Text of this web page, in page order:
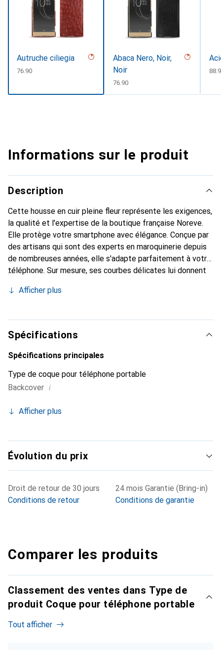
Autruche ciliegia
CHF
76.90
Abaca Nero, Noir,
Noir
CHF
76.90
CHF
Informations sur le produit
Description
Cette housse en cuir pleine fleur représente les exigences,
la qualité et l'expertise de la boutique française Noreve.
Elle protège votre smartphone avec élégance. Conçue par
des artisans qui sont des experts en maroquinerie depuis
de nombreuses années, elle s'adapte parfaitement à votre
téléphone. Sur mesure, ses courbes délicates lui donnent
chic et incontournable pour votre smartphone. Reconnaître
marque Noreve est un choix sûr pour une clientèle
exigeante.
Afficher plus
Spécifications
Spécifications principales
Type de coque pour téléphone portable
Backcover i
Afficher plus
Évolution du prix
Droit de retour de 30 jours
Conditions de retour
24 mois Garantie (Bring-in)
Conditions de garantie
Comparer les produits
Classement des ventes dans Type de
produit Coque pour téléphone portable
Tout afficher